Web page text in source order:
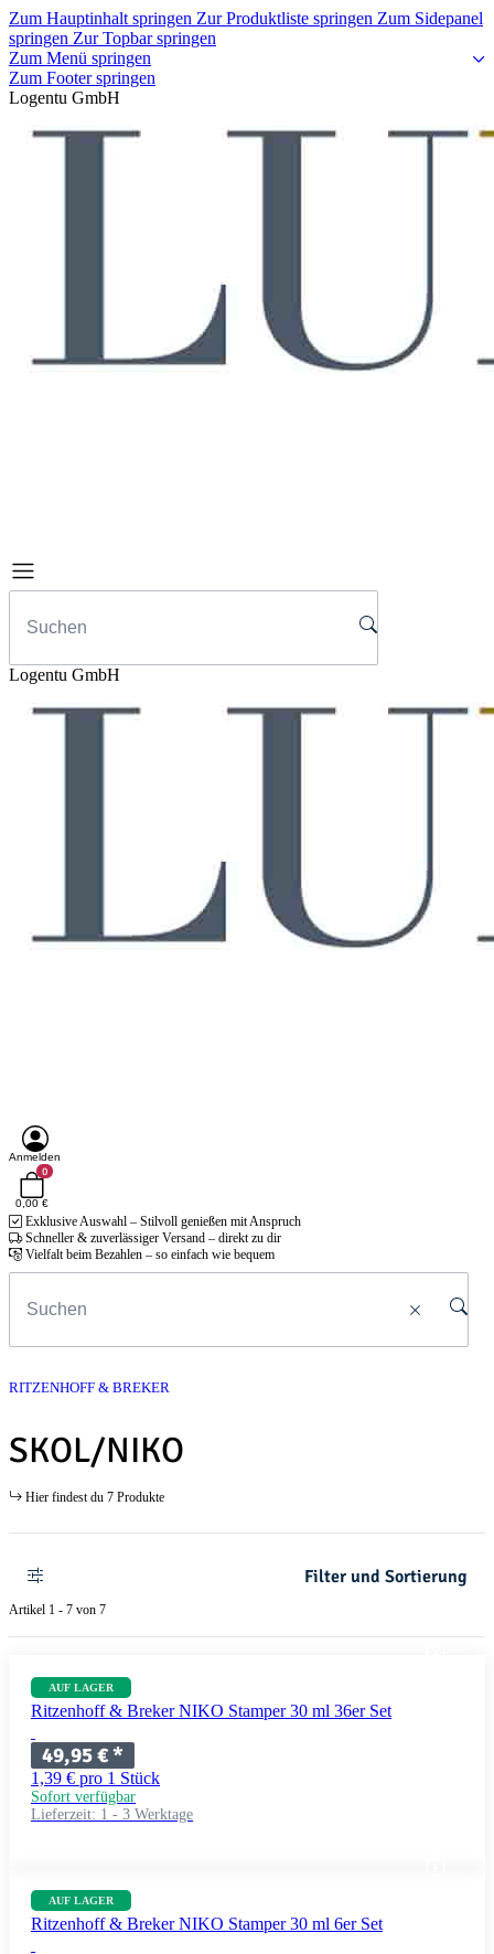
Zum Hauptinhalt springen Zur Produktliste springen Zum Sidepanel
springen Zur Topbar springen
Zum Menü springen
Zum Footer springen
Logentu GmbH
Logentu GmbH
Anmelden
0
0,00 €
Exklusive Auswahl – Stilvoll genießen mit Anspruch
Schneller & zuverlässiger Versand – direkt zu dir
Vielfalt beim Bezahlen – so einfach wie bequem
RITZENHOFF & BREKER
SKOL/NIKO
Hier findest du 7 Produkte
Filter und Sortierung
Artikel 1 - 7 von 7
AUF LAGER
Ritzenhoff & Breker NIKO Stamper 30 ml 36er Set
49,95 €*
1,39 € pro 1 Stück
Sofort verfügbar
Lieferzeit: 1 - 3 Werktage
AUF LAGER
Ritzenhoff & Breker NIKO Stamper 30 ml 6er Set